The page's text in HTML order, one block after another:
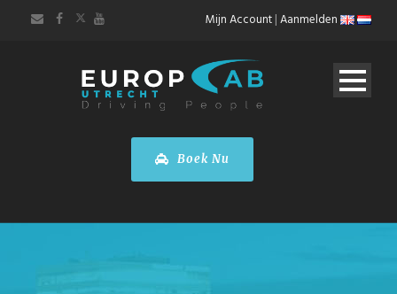
Mijn Account|Aanmelden
Boek Nu